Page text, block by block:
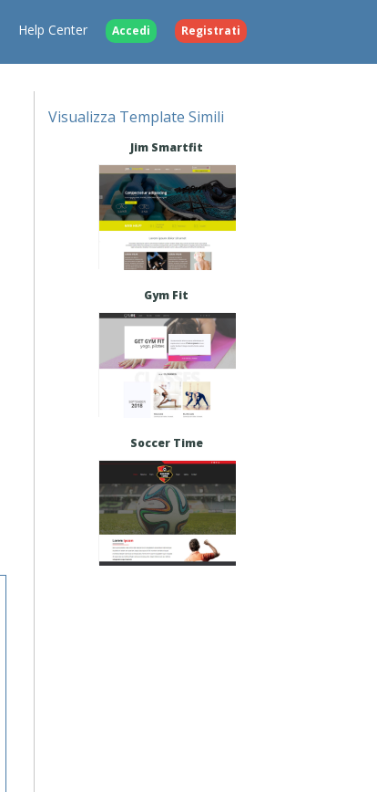
Help Center Accedi Registrati
Visualizza Template Simili
Jim Smartfit
Gym Fit
Soccer Time